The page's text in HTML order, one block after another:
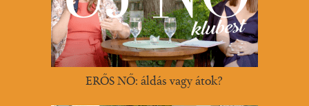
ERŐS NŐ: áldás vagy átok?